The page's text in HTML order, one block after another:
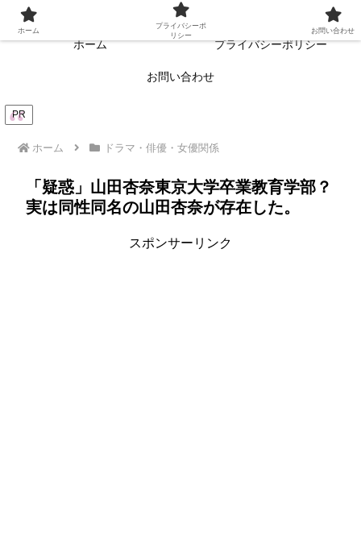
常に読者目線・読者ファーストを目指す!!
ホーム プライバシーポリシー
お問い合わせ
PR
ホーム ドラマ・俳優・女優関係
「疑惑」山田杏奈東京大学卒業教育学部？
実は同性同名の山田杏奈が存在した。
スポンサーリンク
ホーム
プライバシーポ
リシー
お問い合わせ